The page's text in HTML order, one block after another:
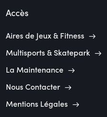
Accès
Aires de Jeux & Fitness
Multisports & Skatepark
La Maintenance
Nous Contacter
Mentions Légales